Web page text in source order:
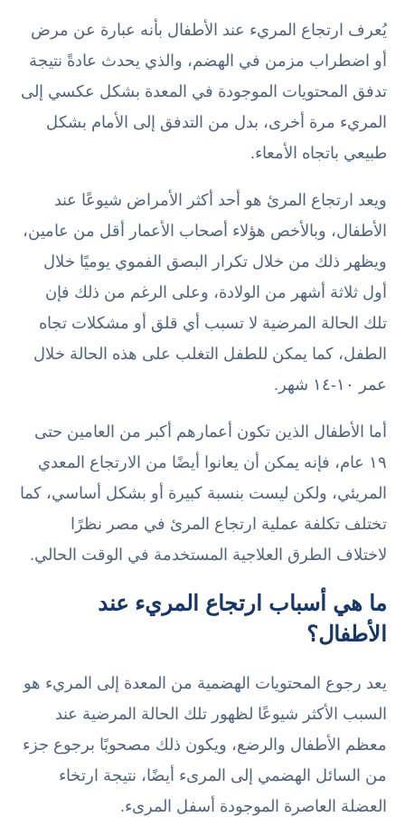
يُعرف ارتجاع المريء عند الأطفال بأنه عبارة عن مرض
أو اضطراب مزمن في الهضم، والذي يحدث عادةً نتيجة
تدفق المحتويات الموجودة في المعدة بشكل عكسي إلى
المريء مرة أخرى، بدل من التدفق إلى الأمام بشكل
طبيعي باتجاه الأمعاء.
ويعد ارتجاع المرئ هو أحد أكثر الأمراض شيوعًا عند
الأطفال، وبالأخص هؤلاء أصحاب الأعمار أقل من عامين،
ويظهر ذلك من خلال تكرار البصق الفموي يوميًا خلال
أول ثلاثة أشهر من الولادة، وعلى الرغم من ذلك فإن
تلك الحالة المرضية لا تسبب أي قلق أو مشكلات تجاه
الطفل، كما يمكن للطفل التغلب على هذه الحالة خلال
عمر ١٠-١٤ شهر.
أما الأطفال الذين تكون أعمارهم أكبر من العامين حتى
١٩ عام، فإنه يمكن أن يعانوا أيضًا من الارتجاع المعدي
المريئي، ولكن ليست بنسبة كبيرة أو بشكل أساسي، كما
تختلف تكلفة عملية ارتجاع المرئ في مصر نظرًا
لاختلاف الطرق العلاجية المستخدمة في الوقت الحالي.
ما هي أسباب ارتجاع المريء عند
الأطفال؟
يعد رجوع المحتويات الهضمية من المعدة إلى المريء هو
السبب الأكثر شيوعًا لظهور تلك الحالة المرضية عند
معظم الأطفال والرضع، ويكون ذلك مصحوبًا برجوع جزء
من السائل الهضمي إلى المرىء أيضًا، نتيجة ارتخاء
العضلة العاصرة الموجودة أسفل المرىء.